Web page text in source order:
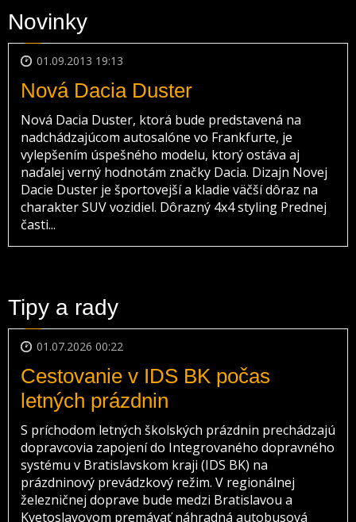
Novinky
01.09.2013 19:13
Nová Dacia Duster
Nová Dacia Duster, ktorá bude predstavená na
nadchádzajúcom autosalóne vo Frankfurte, je
vylepšením úspešného modelu, ktorý ostáva aj
naďalej verný hodnotám značky Dacia. Dizajn Novej
Dacie Duster je športovejší a kladie väčší dôraz na
charakter SUV vozidiel. Dôrazný 4x4 styling Prednej
časti...
Tipy a rady
01.07.2026 00:22
Cestovanie v IDS BK počas
letných prázdnin
S príchodom letných školských prázdnin prechádzajú
dopravcovia zapojení do Integrovaného dopravného
systému v Bratislavskom kraji (IDS BK) na
prázdninový prevádzkový režim. V regionálnej
železničnej doprave bude medzi Bratislavou a
Kvetoslavovom premávať náhradná autobusová